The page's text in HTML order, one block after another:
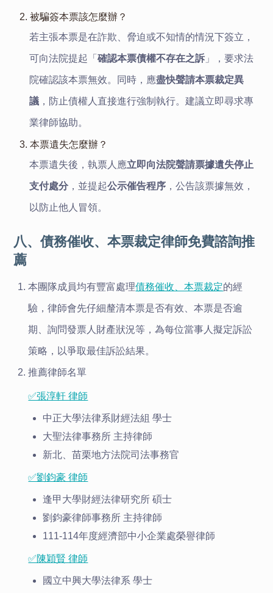
2. 被騙簽本票該怎麼辦？
若主張本票是在詐欺、脅迫或不知情的情況下簽立，
可向法院提起「確認本票債權不存在之訴 」，要求法
院確認該本票無效。同時，應盡快聲請本票裁定異
議 ，防止債權人直接進行強制執行。建議立即尋求專
業律師協助。
3. 本票遺失怎麼辦？
本票遺失後，執票人應立即向法院聲請票據遺失停止
支付處分 ，並提起公示催告程序 ，公告該票據無效，
以防止他人冒領。
八、債務催收、本票裁定律師免費諮詢推
薦
本團隊成員均有豐富處理債務催收、本票裁定的經
驗，律師會先仔細釐清本票是否有效、本票是否逾
期、詢問發票人財產狀況等，為每位當事人擬定訴訟
策略，以爭取最佳訴訟結果。
推薦律師名單
✅張淳軒 律師
中正大學法律系財經法組 學士
大聖法律事務所 主持律師
新北、苗栗地方法院司法事務官
✅劉鈞豪 律師
逢甲大學財經法律研究所 碩士
劉鈞豪律師事務所 主持律師
111-114年度經濟部中小企業處榮譽律師
✅陳穎賢 律師
國立中興大學法律系 學士